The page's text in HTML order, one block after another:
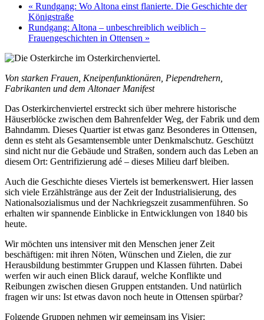
« Rundgang: Wo Altona einst flanierte. Die Geschichte der
Königstraße
Rundgang: Altona – unbeschreiblich weiblich –
Frauengeschichten in Ottensen »
Von starken Frauen, Kneipenfunktionären, Piependrehern,
Fabrikanten und dem Altonaer Manifest
Das Osterkirchenviertel erstreckt sich über mehrere historische
Häuserblöcke zwischen dem Bahrenfelder Weg, der Fabrik und dem
Bahndamm. Dieses Quartier ist etwas ganz Besonderes in Ottensen,
denn es steht als Gesamtensemble unter Denkmalschutz. Geschützt
sind nicht nur die Gebäude und Straßen, sondern auch das Leben an
diesem Ort: Gentrifizierung adé – dieses Milieu darf bleiben.
Auch die Geschichte dieses Viertels ist bemerkenswert. Hier lassen
sich viele Erzählstränge aus der Zeit der Industrialisierung, des
Nationalsozialismus und der Nachkriegszeit zusammenführen. So
erhalten wir spannende Einblicke in Entwicklungen von 1840 bis
heute.
Wir möchten uns intensiver mit den Menschen jener Zeit
beschäftigen: mit ihren Nöten, Wünschen und Zielen, die zur
Herausbildung bestimmter Gruppen und Klassen führten. Dabei
werfen wir auch einen Blick darauf, welche Konflikte und
Reibungen zwischen diesen Gruppen entstanden. Und natürlich
fragen wir uns: Ist etwas davon noch heute in Ottensen spürbar?
Folgende Gruppen nehmen wir gemeinsam ins Visier: